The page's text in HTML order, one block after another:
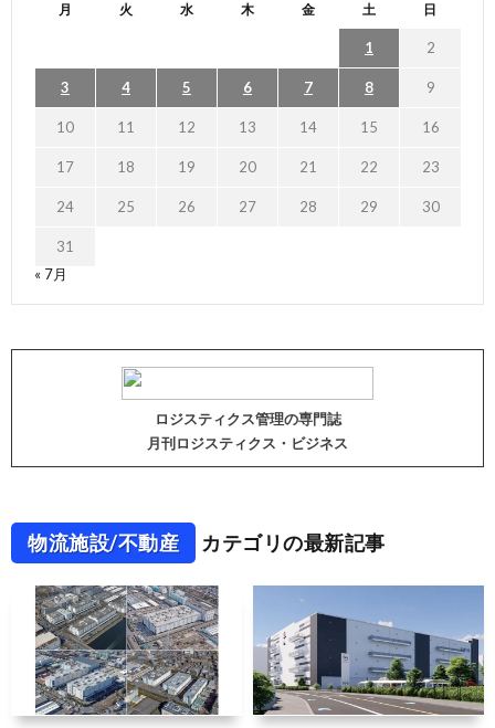
月 火 水 木 金 土 日
1 2
3 4 5 6 7 8 9
10 11 12 13 14 15 16
17 18 19 20 21 22 23
24 25 26 27 28 29 30
31
« 7月
ロジスティクス管理の専門誌
月刊ロジスティクス・ビジネス
物流施設/不動産 カテゴリの最新記事